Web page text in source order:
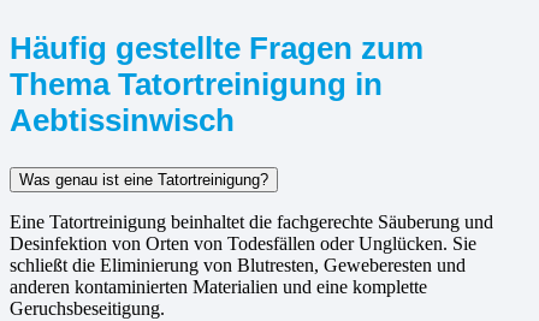
Häufig gestellte Fragen zum
Thema Tatortreinigung in
Aebtissinwisch
Was genau ist eine Tatortreinigung?
Eine Tatortreinigung beinhaltet die fachgerechte Säuberung und
Desinfektion von Orten von Todesfällen oder Unglücken. Sie
schließt die Eliminierung von Blutresten, Geweberesten und
anderen kontaminierten Materialien und eine komplette
Geruchsbeseitigung.